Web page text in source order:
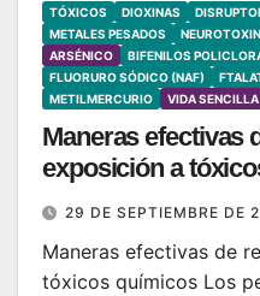
TÓXICOS DIOXINAS
METALES PESADOS
ARSÉNICO
BIFENILOS
FLUORURO SÓDICO (NAF)
METILMERCURIO
VIDA
Maneras efectivas
exposición a
29 DE SEPTIEMBRE DE
Maneras efectivas de
tóxicos químicos Los